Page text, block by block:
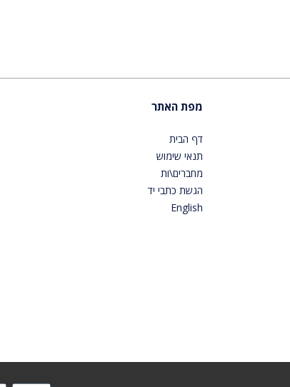
מפת האתר
דף הבית
תנאי שימוש
מחברים\ות
הגשת כתבי יד
English